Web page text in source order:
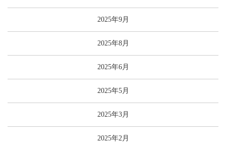
2025年9月
2025年8月
2025年6月
2025年5月
2025年3月
2025年2月